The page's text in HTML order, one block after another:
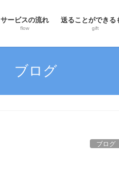
サービスの流れ
flow
送ることができる
gift
ブログ
ブログ